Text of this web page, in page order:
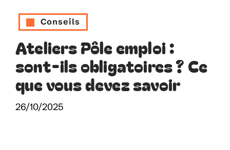
Conseils
Ateliers Pôle emploi :
sont-ils obligatoires ? Ce
que vous devez savoir
26/10/2025